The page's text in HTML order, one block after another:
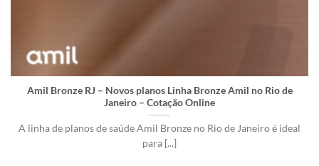
Amil Bronze RJ – Novos planos Linha Bronze Amil no Rio de
Janeiro – Cotação Online
A linha de planos de saúde Amil Bronze no Rio de Janeiro é ideal
para [...]